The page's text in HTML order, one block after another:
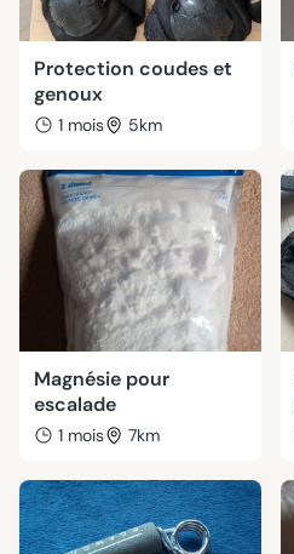
Protection coudes et
genoux
1 mois 5km
Magnésie pour
escalade
1 mois 7km